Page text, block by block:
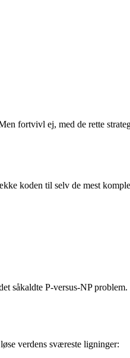
fortvivl ej, med de rette
koden til selv de mest
såkaldte P-versus-NP
verdens sværeste ligninger: